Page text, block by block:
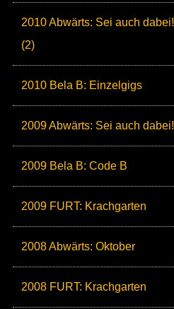
2010 Abwärts: Sei auch dabei!
(2)
2010 Bela B: Einzelgigs
2009 Abwärts: Sei auch dabei!
2009 Bela B: Code B
2009 FURT: Krachgarten
2008 Abwärts: Oktober
2008 FURT: Krachgarten